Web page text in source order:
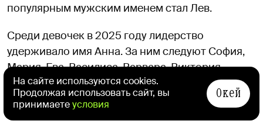
популярным мужским именем стал Лев.
Среди девочек в 2025 году лидерство
удерживало имя Анна. За ним следуют София,
Мария, Ева, Василиса, Варвара, Виктория,
Александра, Полина и Алиса. Если смотреть
на распределение по месяцам, то в январе
На сайте используются cookies.
Продолжая использовать сайт, вы
принимаетеусловия
Окей